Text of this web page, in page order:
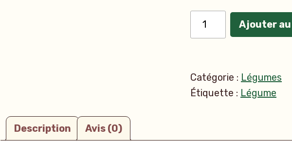
quantité
Duo
Ajouter
Catégorie : Légumes
Étiquette : Légume
Description Avis (0)